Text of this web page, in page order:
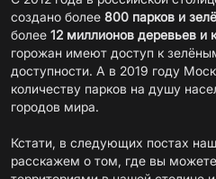
создано более 800 парков и
более 12 миллионов деревьев и
горожан имеют доступ к
доступности. А в 2019 году
количеству парков на душу
городов мира.
Кстати, в следующих постах
расскажем о том, где вы